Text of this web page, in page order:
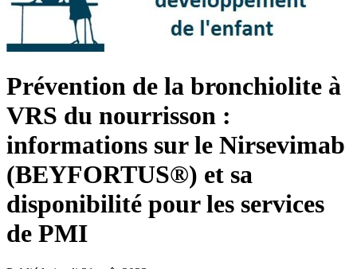
Prévention de la bronchiolite à
VRS du nourrisson :
informations sur le Nirsevimab
(BEYFORTUS®) et sa
disponibilité pour les services
de PMI